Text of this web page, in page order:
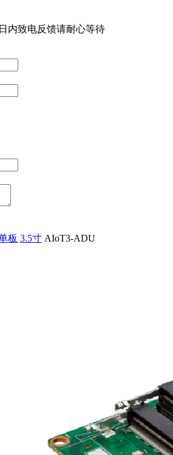
内致电反馈请耐心等待
板 3.5寸 AIoT3-ADU